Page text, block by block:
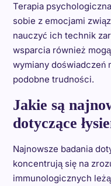
Terapia
sobie z emocjami
nauczyć ich technik
wsparcia również
wymiany doświadczeń
podobne trudności.
Jakie są
dotyczące
Najnowsze badania
koncentrują się na
immunologicznych